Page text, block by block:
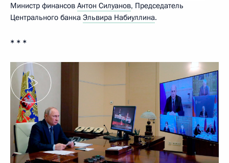
Министр финансов Антон Силуанов, Председатель
Центрального банка Эльвира Набиуллина.
* * *